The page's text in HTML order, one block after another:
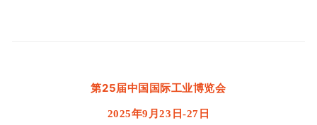
第25届中国国际工业博览会
2025年9月23日-27日